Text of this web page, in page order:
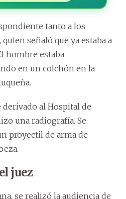
tanto a los
señaló que ya estaba a
hombre estaba
en un colchón en la
al Hospital de
una radiografía. Se
proyectil de arma de
juez
se realizó la audiencia de